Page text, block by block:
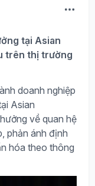
tại Asian
trên thị trường
doanh nghiệp
Asian
về quan hệ
phản ánh định
hóa theo thông